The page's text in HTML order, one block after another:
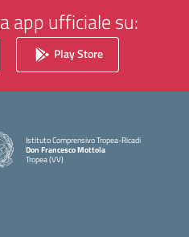
app ufficiale su:
Play Store
Istituto Comprensivo Tropea-Ricadi
Don Francesco Mottola
Tropea (VV)
— Visita la pagina iniziale della scuola